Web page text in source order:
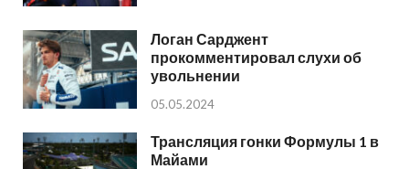
Логан Сарджент
прокомментировал слухи об
увольнении
05.05.2024
Трансляция гонки Формулы 1 в
Майами